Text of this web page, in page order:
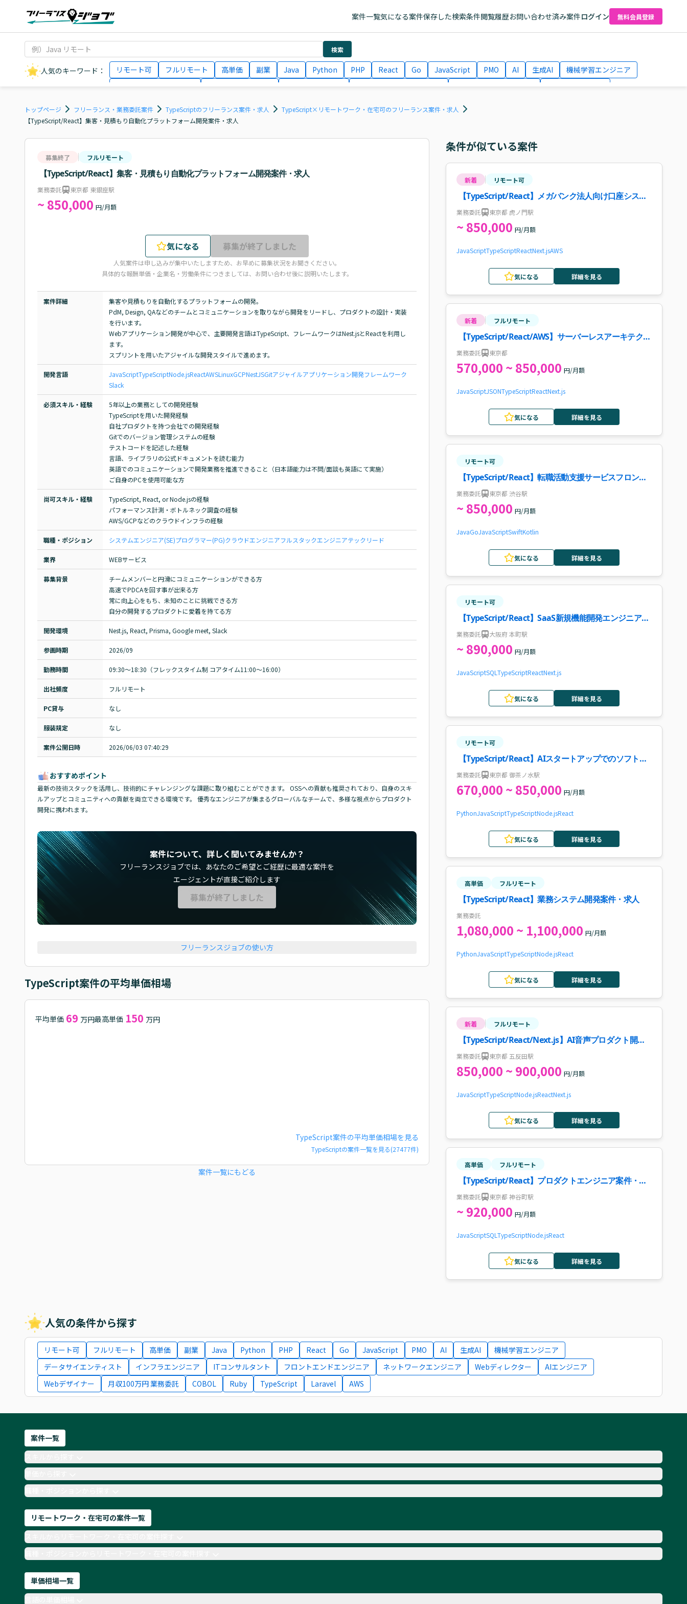
案件一覧気になる案件保存した検索条件閲覧履歴お問い合わせ済み案件ログイン 無料会員登録
検索
人気のキーワード： リモート可 フルリモート 高単価 副業 Java Python PHP React Go JavaScript PMO AI 生成AI
機械学習エンジニア
AIエンジニア
月収100万円 業務委託 Laravel
トップページ フリーランス・業務委託案件 TypeScriptのフリーランス案件・求人
TypeScript×リモートワーク・在宅可のフリーランス案件・求人
【TypeScript/React】集客・見積もり自動化プラットフォーム開発案件・求人
募集終了 フルリモート
【TypeScript/React】集客・見積もり自動化プラットフォーム開発案件・求人
業務委託 東京都 東銀座駅
~ 850,000 円/月額
気になる 募集が終了しました
人気案件は申し込みが集中いたしますため、お早めに募集状況をお聞きください。
具体的な報酬単価・企業名・労働条件につきましては、お問い合わせ後に説明いたします。
案件詳細
集客や見積もりを自動化するプラットフォームの開発。
PdM, Design, QAなどのチームとコミュニケーションを取りながら開発をリードし、プロダクトの設計・実装
を行います。
Webアプリケーション開発が中心で、主要開発言語はTypeScript、フレームワークはNest.jsとReactを利用し
ます。
スプリントを用いたアジャイルな開発スタイルで進めます。
開発言語 JavaScriptTypeScriptNode.jsReactAWSLinuxGCPNestJSGitアジャイルアプリケーション開発フレームワーク
Slack
必須スキル・経験
5年以上の業務としての開発経験
TypeScriptを用いた開発経験
自社プロダクトを持つ会社での開発経験
Gitでのバージョン管理システムの経験
テストコードを記述した経験
言語、ライブラリの公式ドキュメントを読む能力
英語でのコミュニケーションで開発業務を推進できること（日本語能力は不問/面談も英語にて実施）
ご自身のPCを使用可能な方
尚可スキル・経験
TypeScript, React, or Node.jsの経験
パフォーマンス計測・ボトルネック調査の経験
AWS/GCPなどのクラウドインフラの経験
職種・ポジション システムエンジニア(SE)プログラマー(PG)クラウドエンジニアフルスタックエンジニアテックリード
業界 WEBサービス
募集背景
チームメンバーと円滑にコミュニケーションができる方
高速でPDCAを回す事が出来る方
常に向上心をもち、未知のことに挑戦できる方
自分の開発するプロダクトに愛着を持てる方
開発環境 Nest.js, React, Prisma, Google meet, Slack
参画時期 2026/09
勤務時間 09:30～18:30（フレックスタイム制 コアタイム11:00～16:00）
出社頻度 フルリモート
PC貸与 なし
服装規定 なし
案件公開日時 2026/06/03 07:40:29
おすすめポイント
最新の技術スタックを活用し、技術的にチャレンジングな課題に取り組むことができます。 OSSへの貢献も推奨されており、自身のスキ
ルアップとコミュニティへの貢献を両立できる環境です。 優秀なエンジニアが集まるグローバルなチームで、多様な視点からプロダクト
開発に携われます。
案件について、詳しく聞いてみませんか？
フリーランスジョブでは、 あなたのご希望とご経歴に最適な案件を
エージェントが直接ご紹介します
募集が終了しました
フリーランスジョブの使い方
TypeScript案件の平均単価相場
平均単価 69 万円最高単価 150 万円
TypeScript案件の平均単価相場を見る
TypeScriptの案件一覧を見る(27477件)
案件一覧にもどる
条件が似ている案件
新着 リモート可
【TypeScript/React】メガバンク法人向け口座システ
ム更改案件
業務委託 東京都 虎ノ門駅
~ 850,000 円/月額
JavaScriptTypeScriptReactNext.jsAWS
気になる 詳細を見る
新着 フルリモート
【TypeScript/React/AWS】サーバーレスアーキテクチ
ャ開発案件・求人
業務委託 東京都
570,000 ~ 850,000 円/月額
JavaScriptJSONTypeScriptReactNext.js
気になる 詳細を見る
リモート可
【TypeScript/React】転職活動支援サービスフロント
エンド開発案件
業務委託 東京都 渋谷駅
~ 850,000 円/月額
JavaGoJavaScriptSwiftKotlin
気になる 詳細を見る
リモート可
【TypeScript/React】SaaS新規機能開発エンジニア案
件
業務委託 大阪府 本町駅
~ 890,000 円/月額
JavaScriptSQL TypeScriptReactNext.js
気になる 詳細を見る
リモート可
【TypeScript/React】AIスタートアップでのソフトウ
ェアエンジニア開発支援案件
業務委託 東京都 御茶ノ水駅
670,000 ~ 850,000 円/月額
PythonJavaScriptTypeScriptNode.jsReact
気になる 詳細を見る
高単価 フルリモート
【TypeScript/React】業務システム開発案件・求人
業務委託
1,080,000 ~ 1,100,000 円/月額
PythonJavaScriptTypeScriptNode.jsReact
気になる 詳細を見る
新着 フルリモート
【TypeScript/React/Next.js】AI音声プロダクト開発
（テックリード）案件・求人
業務委託 東京都 五反田駅
850,000 ~ 900,000 円/月額
JavaScriptTypeScriptNode.jsReactNext.js
気になる 詳細を見る
高単価 フルリモート
【TypeScript/React】プロダクトエンジニア案件・求
人
業務委託 東京都 神谷町駅
~ 920,000 円/月額
JavaScriptSQL TypeScriptNode.jsReact
気になる 詳細を見る
人気の条件から探す
リモート可 フルリモート 高単価 副業 Java Python PHP React Go JavaScript PMO AI 生成AI
機械学習エンジニア
データサイエンティスト
インフラエンジニア ITコンサルタント フロントエンドエンジニア ネットワークエンジニア Webディレクター
AIエンジニア
Webデザイナー
月収100万円 業務委託 COBOL Ruby TypeScript Laravel AWS
案件一覧
単価から探す
職種・ポジションから探す
リモートワーク・在宅可の案件一覧
職種・ポジションからリモートワーク・在宅可の案件探す
単価相場一覧